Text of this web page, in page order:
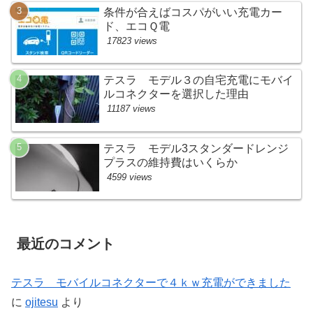
条件が合えばコスパがいい充電カー
ド、エコＱ電
17823 views
テスラ モデル３の自宅充電にモバイ
ルコネクターを選択した理由
11187 views
テスラ モデル3スタンダードレンジ
プラスの維持費はいくらか
4599 views
最近のコメント
テスラ モバイルコネクターで４ｋｗ充電ができました
に ojitesu より